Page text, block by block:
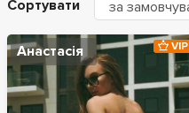
Сортувати
Анастасія VIP